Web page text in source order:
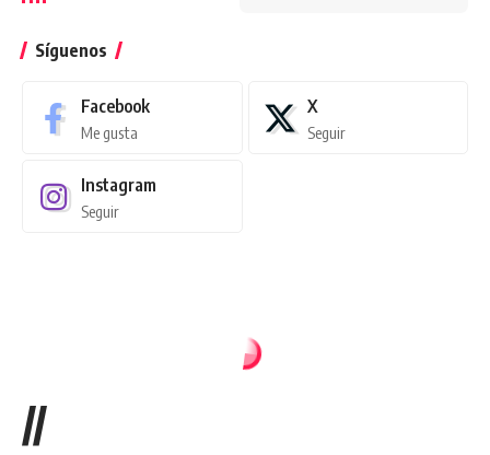
Síguenos
Facebook
Me gusta
X
Seguir
Instagram
Seguir
//